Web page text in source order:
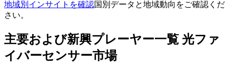
地域別インサイトを確認国別データと地域動向をご確認くだ
さい。
主要および新興プレーヤー一覧 光ファ
イバーセンサー市場